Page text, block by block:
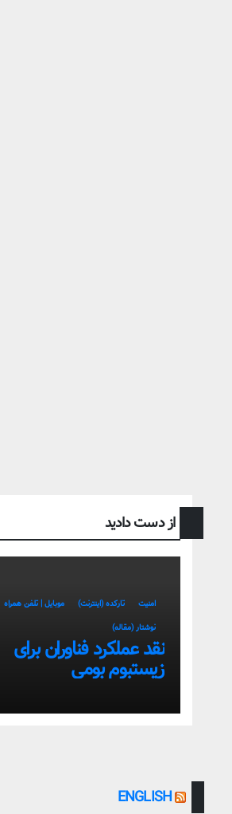
از دست دادید
امنیت تارکده (اینترنت)
موبایل | تلفن همراه
نوشتار (مقاله)
نقد عملکرد فناوران برای
زیستبوم بومی
ENGLISH